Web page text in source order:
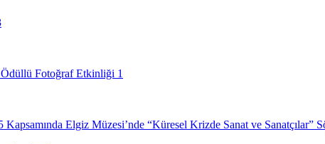
Fotoğraf Etkinliği 1
Elgiz Müzesi’nde “Küresel Krizde Sanat ve Sanatçılar”